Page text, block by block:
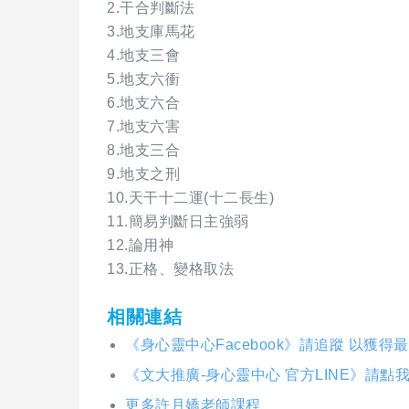
2.干合判斷法
3.地支庫馬花
4.地支三會
5.地支六衝
6.地支六合
7.地支六害
8.地支三合
9.地支之刑
10.天干十二運(十二長生)
11.簡易判斷日主強弱
12.論用神
13.正格、變格取法
相關連結
《身心靈中心Facebook》請追蹤 以獲得
《文大推廣-身心靈中心 官方LINE》請點我
更多許月嬌老師課程